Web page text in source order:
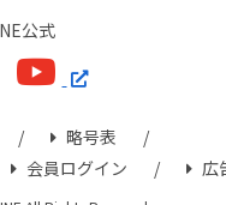
公式
略号表
会員ログイン 広